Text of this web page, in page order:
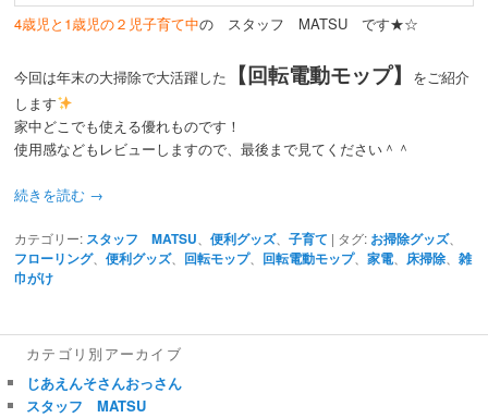
4歳児と1歳児の２児子育て中の スタッフ MATSU です★☆
今回は年末の大掃除で大活躍した 【回転電動モップ】
をご紹介
します
家中どこでも使える優れものです！
使用感などもレビューしますので、最後まで見てください＾＾
続きを読む →
カテゴリー: スタッフ MATSU、便利グッズ、子育て | タグ: お掃除グッズ、
フローリング、便利グッズ、 回転モップ、 回転電動モップ、家電、 床掃除、雑
巾がけ
カテゴリ別アーカイブ
じあえんそさんおっさん
スタッフ MATSU